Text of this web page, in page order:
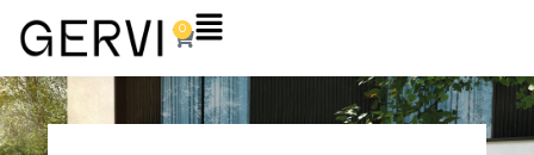
naar
inhoud
0
Winkelwagen
Flyout